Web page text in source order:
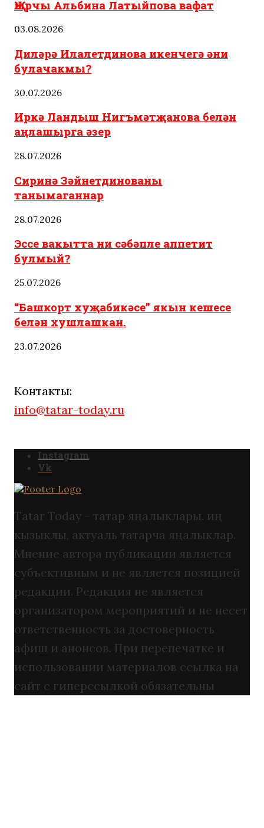
Җырчы Альбина Латыйпова вафат
03.08.2026
Диләрә Илалетдинова икенчегә әни
булачакмы?
30.07.2026
Иркә Ландыш Нигъмәтҗанова белән
аңлашырга әзер
28.07.2026
Сиринә Зәйнетдинованы
танымаганнар
28.07.2026
Эссе вакытта ни сәбәпле аппетит
булмый?
25.07.2026
“Башкорт хуҗабикәсе” якын кешесе
белән хушлашкан.
23.07.2026
Контакты:
info@tatar-today.ru
Instagram
Vk
Tatar Today - татар яңалыклары. иң
кызыклы, актуаль татарча яңалыклар.
Мнение автора публикации является
субъективным и не является позицией
редакции. Редакция не является
организатором мероприятий и не несет
ответственность за достоверность
афиш и анонсов. При перепечатке и
использовании материалов ссылка на
сайт с гиперссылкой обязательны